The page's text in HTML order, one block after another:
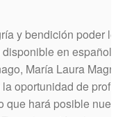
y bendición poder
en español
María Laura
oportunidad de
hará posible